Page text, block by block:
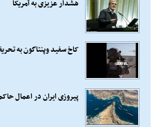
هشدار عزیزی به آمریکا
کاخ سفید وپنتاگون به
پیروزی ایران در اعمال